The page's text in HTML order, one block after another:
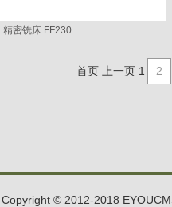
精密铣床 FF230
首页 上一页 1 2
Copyright © 2012-2018